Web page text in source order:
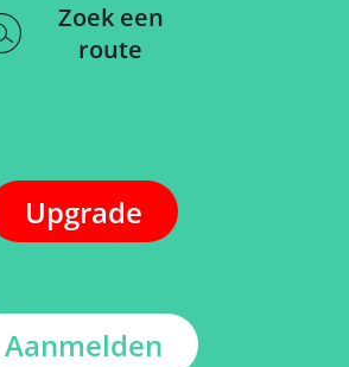
Zoek een
route
Upgrade
Aanmelden